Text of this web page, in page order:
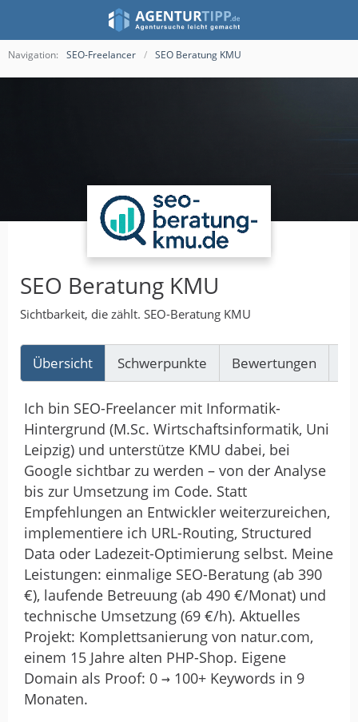
Navigation: SEO-Freelancer SEO Beratung KMU
SEO Beratung KMU
Sichtbarkeit, die zählt. SEO-Beratung KMU
Übersicht Schwerpunkte Bewertungen
Ich bin SEO-Freelancer mit Informatik-
Hintergrund (M.Sc. Wirtschaftsinformatik, Uni
Leipzig) und unterstütze KMU dabei, bei
Google sichtbar zu werden – von der Analyse
bis zur Umsetzung im Code. Statt
Empfehlungen an Entwickler weiterzureichen,
implementiere ich URL-Routing, Structured
Data oder Ladezeit-Optimierung selbst. Meine
Leistungen: einmalige SEO-Beratung (ab 390
€), laufende Betreuung (ab 490 €/Monat) und
technische Umsetzung (69 €/h). Aktuelles
Projekt: Komplettsanierung von natur.com,
einem 15 Jahre alten PHP-Shop. Eigene
Domain als Proof: 0 → 100+ Keywords in 9
Monaten.